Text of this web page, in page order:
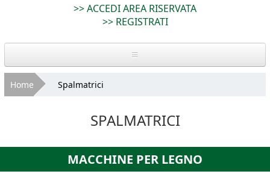
>> ACCEDI AREA RISERVATA
>> REGISTRATI
Home
Macchine Legno Usate
Servizi
VENDI LE TUE MACCHINE
Tu sei qui
Home Spalmatrici
SPALMATRICI
MACCHINE PER LEGNO